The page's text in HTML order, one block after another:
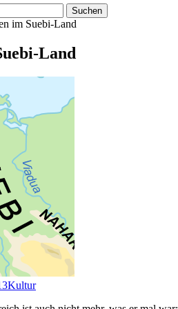
im Suebi-Land
Land
Kultur